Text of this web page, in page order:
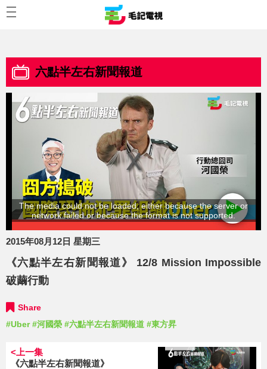
六點半左右新聞報道
The media could not be loaded, either because the server or
network failed or because the format is not supported.
2015年08月12日 星期三
《六點半左右新聞報道》 12/8 Mission Impossible
破繭行動
Share
#Uber #河國榮 #六點半左右新聞報道 #東方昇
<上一集
《六點半左右新聞報道》